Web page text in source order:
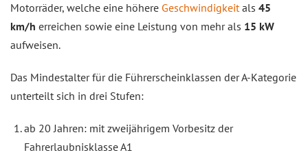
Motorräder, welche eine höhere Geschwindigkeitals 45
km/h erreichen sowie eine Leistung von mehr als 15 kW
aufweisen.
Das Mindestalter für die Führerscheinklassen der A-Kategorie
unterteilt sich in drei Stufen:
ab 20 Jahren: mit zweijährigem Vorbesitz der
Fahrerlaubnisklasse A1